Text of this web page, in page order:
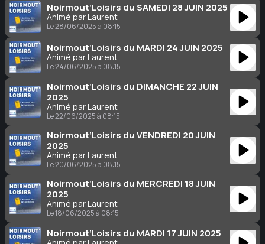
Noirmout’Loisirs du SAMEDI 28 JUIN 2025
Animé par Laurent
Le 28/06/2025 à 08:15
Noirmout’Loisirs du MARDI 24 JUIN 2025
Animé par Laurent
Le 24/06/2025 à 08:15
Noirmout’Loisirs du DIMANCHE 22 JUIN
2025
Animé par Laurent
Le 22/06/2025 à 08:15
Noirmout’Loisirs du VENDREDI 20 JUIN
2025
Animé par Laurent
Le 20/06/2025 à 08:15
Noirmout’Loisirs du MERCREDI 18 JUIN
2025
Animé par Laurent
Le 18/06/2025 à 08:15
Noirmout’Loisirs du MARDI 17 JUIN 2025